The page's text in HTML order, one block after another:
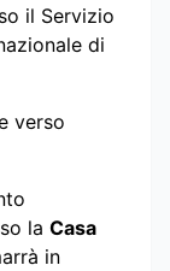
il Servizio
di
verso
la Casa
in